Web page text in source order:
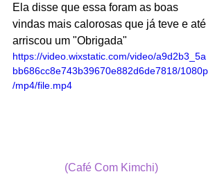
Ela disse que essa foram as boas
vindas mais calorosas que já teve e até
arriscou um "Obrigada"
https://video.wixstatic.com/video/a9d2b3_5a
bb686cc8e743b39670e882d6de7818/1080p
/mp4/file.mp4
(Café Com Kimchi)